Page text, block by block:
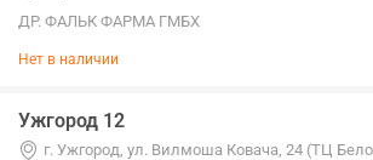
ДР. ФАЛЬК ФАРМА ГМБХ
Нет в наличии
Ужгород 12
г. Ужгород, ул. Вилмоша Ковача, 24 (ТЦ